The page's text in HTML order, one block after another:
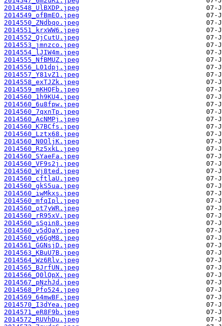
2014548_UlBXDP.jpeg
2014549_ofBmEO.jpeg
2014550_ZNdbqo.jpeg
2014551_krxWW6.jpeg
2014552_QjCutU.jpeg
2014553_jmnzco.jpeg
2014554_lJIW4m.jpeg
2014555_NfBMUZ.jpeg
2014556_L01dpj.jpeg
2014557_Y81vZ1.jpeg
2014558_exTJZk.jpeg
2014559_mKHQFb.jpeg
2014560_1h9KU4.jpeg
2014560_6u8fpw.jpeg
2014560_7qxnTp.jpeg
2014560_AcNMPj.jpeg
2014560_K7BCfs.jpeg
2014560_Lztx68.jpeg
2014560_N0OljK.jpeg
2014560_Rz5xkL.jpeg
2014560_SYaeFa.jpeg
2014560_VF9s2j.jpeg
2014560_Wj8ted.jpeg
2014560_cftlaU.jpeg
2014560_gkS5ua.jpeg
2014560_iwMkxs.jpeg
2014560_mfqIpl.jpeg
2014560_ot7yWR.jpeg
2014560_rR95xV.jpeg
2014560_sSgin8.jpeg
2014560_v5dQaY.jpeg
2014560_y6GgM8.jpeg
2014561_GGNsjD.jpeg
2014563_KBuU7B.jpeg
2014564_Wz6Rlv.jpeg
2014565_BJrfUN.jpeg
2014566_Q0lQpX.jpeg
2014567_pNzhJd.jpeg
2014568_Pfo524.jpeg
2014569_64mwBF.jpeg
2014570_I3dYea.jpeg
2014571_eR8F9b.jpeg
2014572_RUVhDu.jpeg